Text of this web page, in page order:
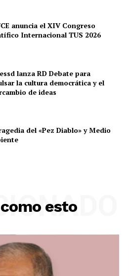
anuncia el XIV Congreso
Internacional TUS 2026
lanza RD Debate para
la cultura democrática y el
de ideas
del «Pez Diablo» y Medio
esto